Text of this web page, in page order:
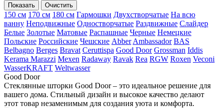
Показать Очистить
150 см 170 см 180 см Гармошки Двухстворчатые На всю
ванну Неподвижные Одностворчатые Раздвижные Слайдер
Белые Золотые Матовые Распашные Черные Немецкие
Польские Российские Чешские Abber Ambassador BAS
Belbagno Berges Bravat Ceruttispa Good Door Grossman Iddis
Kerama Marazzi Mexen Radaway Ravak Rea RGW Roxen Veconi
WasserKRAFT Weltwasser
Good Door
Стеклянные шторки Good Door – это идеальное решение для
вашего дома. Стильный дизайн и высокое качество делают
этот товар незаменимым для создания уюта и комфорта.